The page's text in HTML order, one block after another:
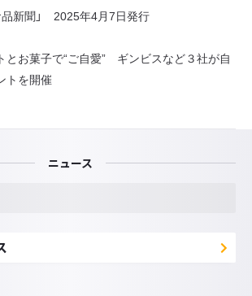
品新聞」 2025年4月7日発行
とお菓子で“ご自愛” ギンビスなど３社が自
トを開催
ニュース